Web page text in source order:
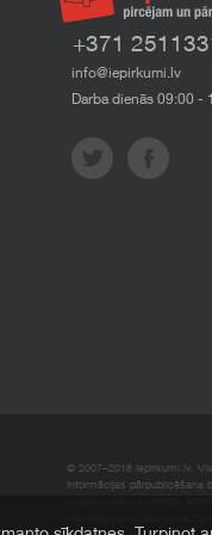
+371
info@iepirkumi.lv
Darba dienās 09:00 -
© 2007–2018 Iepirkumi.lv.
Informācijas pārpublicēšana